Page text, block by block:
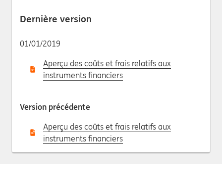
Dernière version
01/01/2019
Aperçu des coûts et frais relatifs aux
instruments financiers
Version précédente
Aperçu des coûts et frais relatifs aux
instruments financiers